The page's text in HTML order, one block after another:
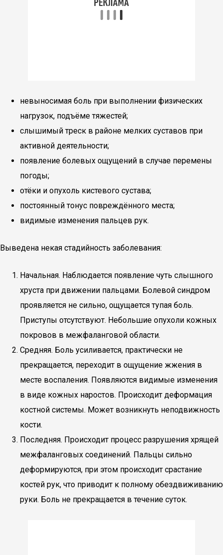
невыносимая боль при выполнении физических
нагрузок, подъёме тяжестей;
слышимый треск в районе мелких суставов при
активной деятельности;
появление болевых ощущений в случае перемены
погоды;
отёки и опухоль кистевого сустава;
постоянный тонус повреждённого места;
видимые изменения пальцев рук.
Выведена некая стадийность заболевания:
Начальная. Наблюдается появление чуть слышного
хруста при движении пальцами. Болевой синдром
проявляется не сильно, ощущается тупая боль.
Приступы отсутствуют. Небольшие опухоли кожных
покровов в межфаланговой области.
Средняя. Боль усиливается, практически не
прекращается, переходит в ощущение жжения в
месте воспаления. Появляются видимые изменения
в виде кожных наростов. Происходит деформация
костной системы. Может возникнуть неподвижность
кости.
Последняя. Происходит процесс разрушения хрящей
межфаланговых соединений. Пальцы сильно
деформируются, при этом происходит срастание
костей рук, что приводит к полному обездвиживанию
руки. Боль не прекращается в течение суток.